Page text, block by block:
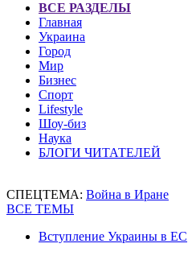
ВСЕ РАЗДЕЛЫ
Главная
Украина
Город
Мир
Бизнес
Спорт
Lifestyle
Шоу-биз
Наука
БЛОГИ ЧИТАТЕЛЕЙ
СПЕЦТЕМА: Война в Иране
ВСЕ ТЕМЫ
Вступление Украины в ЕС